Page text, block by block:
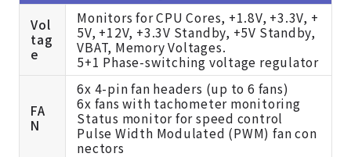
Vol
tag
e
Monitors for CPU Cores, +1.8V, +3.3V, +
5V, +12V, +3.3V Standby, +5V Standby,
VBAT, Memory Voltages.
5+1 Phase-switching voltage regulator
FA
N
6x 4-pin fan headers (up to 6 fans)
6x fans with tachometer monitoring
Status monitor for speed control
Pulse Width Modulated (PWM) fan con
nectors